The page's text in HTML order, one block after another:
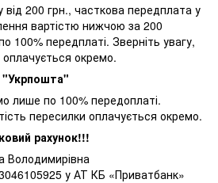
200 грн., часткова передплата у
вартістю нижчою за 200
100% передплаті. Зверніть увагу,
окремо.
"Укрпошта"
лише по 100% передоплаті.
пересилки оплачується окремо.
рахунок!!!
Володимирівна
у АТ КБ «Приватбанк»